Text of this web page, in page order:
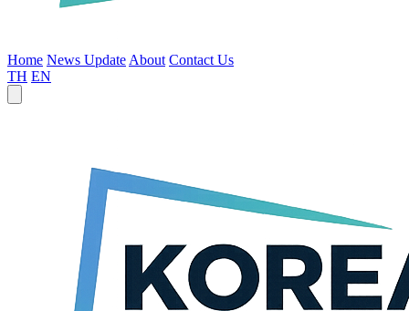
Home News Update About Contact Us
TH EN